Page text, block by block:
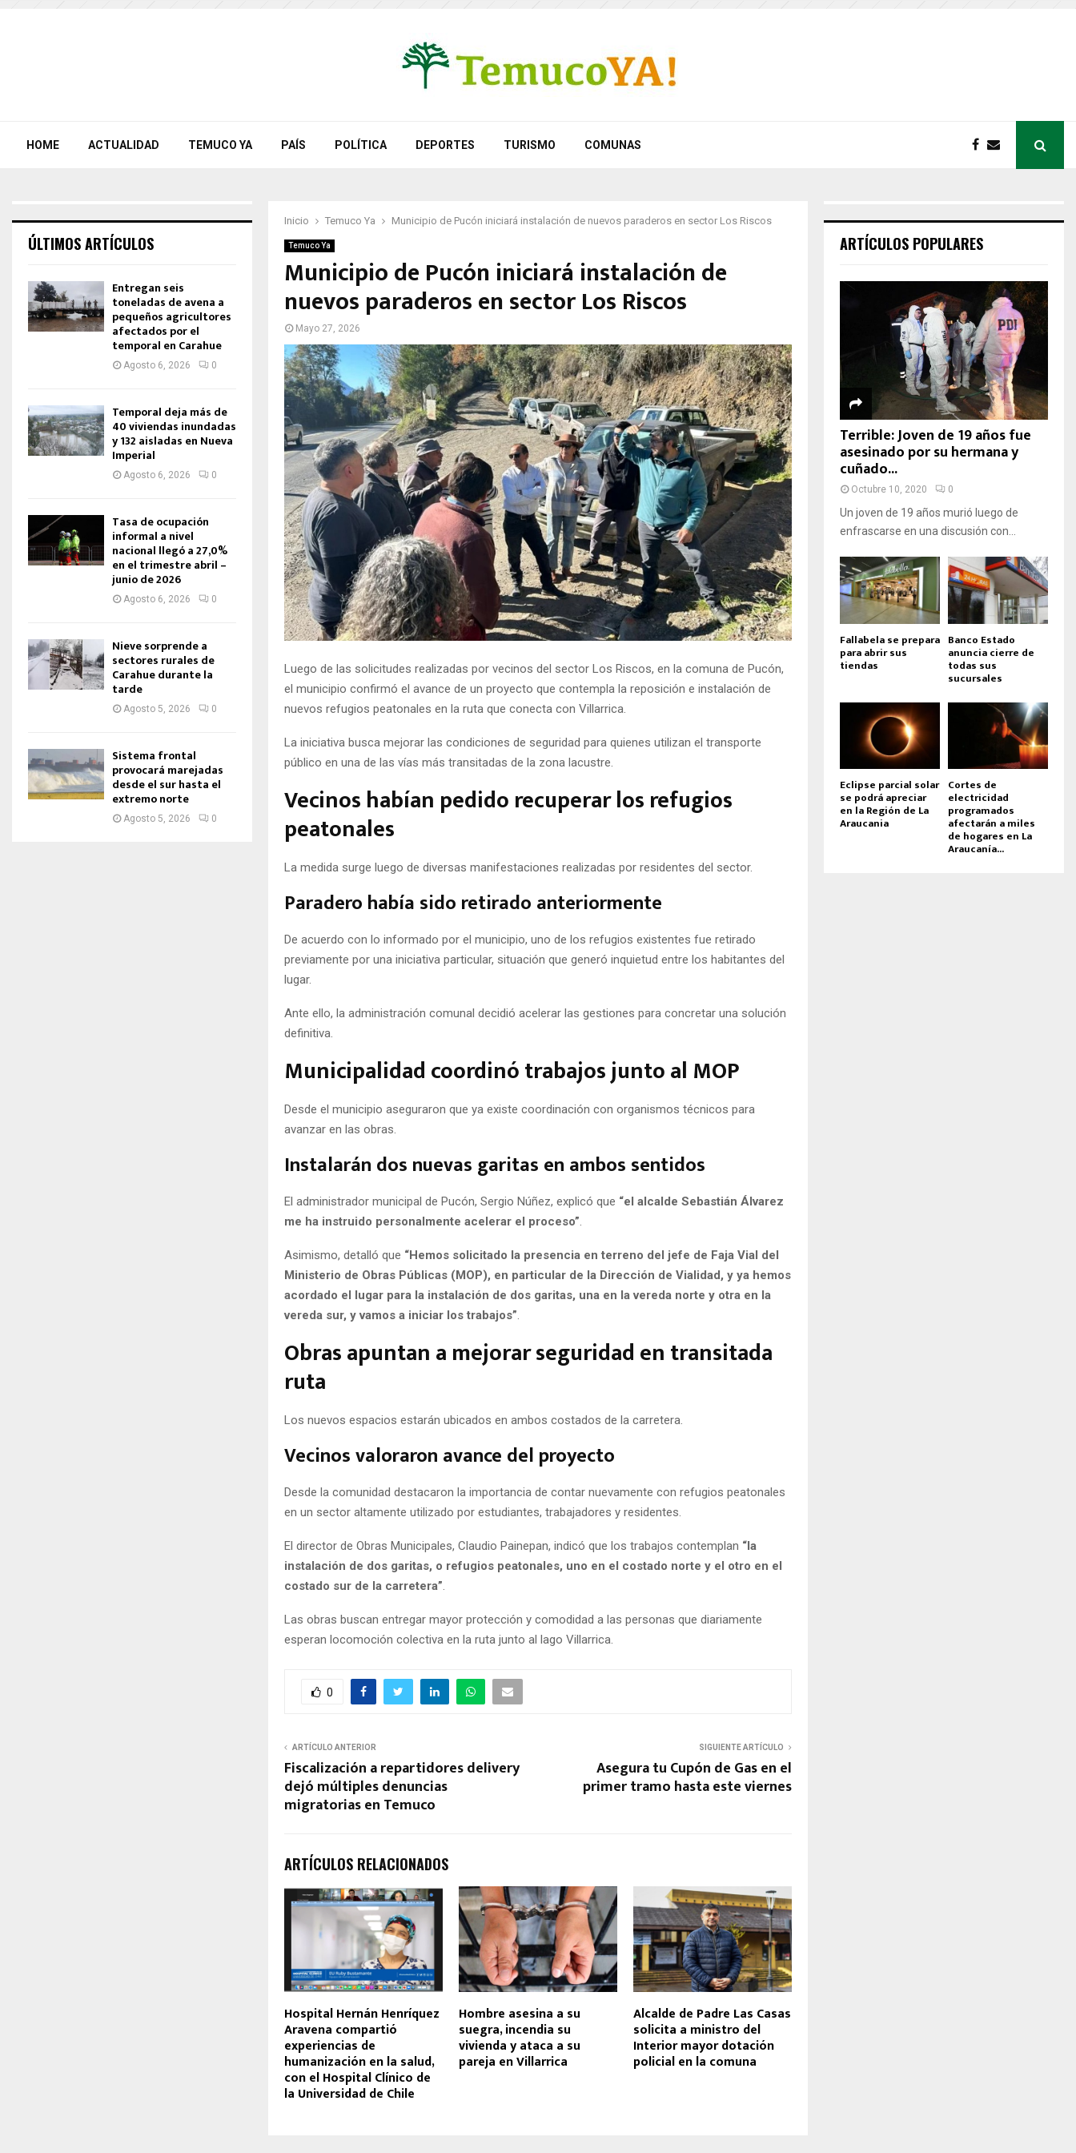
HOME ACTUALIDAD TEMUCO YA PAÍS POLÍTICA DEPORTES TURISMO COMUNAS
Inicio Temuco Ya Municipio de Pucón iniciará instalación de nuevos paraderos en sector Los Riscos
Temuco Ya
Municipio de Pucón iniciará instalación de
nuevos paraderos en sector Los Riscos
Mayo 27, 2026
Luego de las solicitudes realizadas por vecinos del sector Los Riscos, en la comuna de Pucón,
el municipio confirmó el avance de un proyecto que contempla la reposición e instalación de
nuevos refugios peatonales en la ruta que conecta con Villarrica.
La iniciativa busca mejorar las condiciones de seguridad para quienes utilizan el transporte
público en una de las vías más transitadas de la zona lacustre.
Vecinos habían pedido recuperar los refugios
peatonales
La medida surge luego de diversas manifestaciones realizadas por residentes del sector.
Paradero había sido retirado anteriormente
De acuerdo con lo informado por el municipio, uno de los refugios existentes fue retirado
previamente por una iniciativa particular, situación que generó inquietud entre los habitantes del
lugar.
Ante ello, la administración comunal decidió acelerar las gestiones para concretar una solución
definitiva.
Municipalidad coordinó trabajos junto al MOP
Desde el municipio aseguraron que ya existe coordinación con organismos técnicos para
avanzar en las obras.
Instalarán dos nuevas garitas en ambos sentidos
El administrador municipal de Pucón, Sergio Núñez, explicó que “el alcalde Sebastián Álvarez
me ha instruido personalmente acelerar el proceso”.
Asimismo, detalló que “Hemos solicitado la presencia en terreno del jefe de Faja Vial del
Ministerio de Obras Públicas (MOP), en particular de la Dirección de Vialidad, y ya hemos
acordado el lugar para la instalación de dos garitas, una en la vereda norte y otra en la
vereda sur, y vamos a iniciar los trabajos”.
Obras apuntan a mejorar seguridad en transitada
ruta
Los nuevos espacios estarán ubicados en ambos costados de la carretera.
Vecinos valoraron avance del proyecto
Desde la comunidad destacaron la importancia de contar nuevamente con refugios peatonales
en un sector altamente utilizado por estudiantes, trabajadores y residentes.
El director de Obras Municipales, Claudio Painepan, indicó que los trabajos contemplan “la
instalación de dos garitas, o refugios peatonales, uno en el costado norte y el otro en el
costado sur de la carretera”.
Las obras buscan entregar mayor protección y comodidad a las personas que diariamente
esperan locomoción colectiva en la ruta junto al lago Villarrica.
0
ARTÍCULO ANTERIOR
Fiscalización a repartidores delivery
dejó múltiples denuncias
migratorias en Temuco
SIGUIENTE ARTÍCULO
Asegura tu Cupón de Gas en el
primer tramo hasta este viernes
ARTÍCULOS RELACIONADOS
Hospital Hernán Henríquez
Aravena compartió
experiencias de
humanización en la salud,
con el Hospital Clínico de
la Universidad de Chile
Hombre asesina a su
suegra, incendia su
vivienda y ataca a su
pareja en Villarrica
Alcalde de Padre Las Casas
solicita a ministro del
Interior mayor dotación
policial en la comuna
ÚLTIMOS ARTÍCULOS
Entregan seis
toneladas de avena a
pequeños agricultores
afectados por el
temporal en Carahue
Agosto 6, 2026 0
Temporal deja más de
40 viviendas inundadas
y 132 aisladas en Nueva
Imperial
Agosto 6, 2026 0
Tasa de ocupación
informal a nivel
nacional llegó a 27,0%
en el trimestre abril –
junio de 2026
Agosto 6, 2026 0
Nieve sorprende a
sectores rurales de
Carahue durante la
tarde
Agosto 5, 2026 0
Sistema frontal
provocará marejadas
desde el sur hasta el
extremo norte
Agosto 5, 2026 0
ARTÍCULOS POPULARES
Terrible: Joven de 19 años fue
asesinado por su hermana y
cuñado...
Octubre 10, 2020 0
Un joven de 19 años murió luego de
enfrascarse en una discusión con...
Fallabela se prepara
para abrir sus
tiendas
Banco Estado
anuncia cierre de
todas sus
sucursales
Eclipse parcial solar
se podrá apreciar
en la Región de La
Araucania
Cortes de
electricidad
programados
afectarán a miles
de hogares en La
Araucanía...